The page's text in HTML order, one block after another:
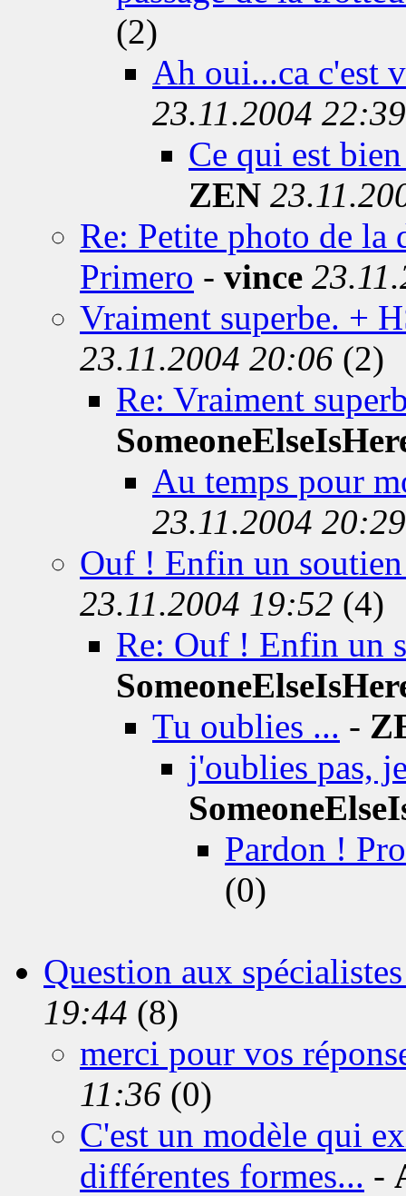
(2)
Ah oui...ca c'est
23.11.2004 22:39
Ce qui est
ZEN
Re: Petite photo de la
Primero - vince
Vraiment superbe. +
23.11.2004 20:06 (2)
Re: Vraiment
Au temps pour
23.11.2004 20:29
Ouf ! Enfin un
23.11.2004 19:52 (4)
Re: Ouf ! Enfin un
Tu oublies ... -
j'oublies pas,
Pardon !
(0)
Question aux
19:44 (8)
merci pour vos
11:36 (0)
C'est un modèle qui
différentes formes... -